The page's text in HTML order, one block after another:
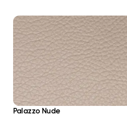
Palazzo Nude